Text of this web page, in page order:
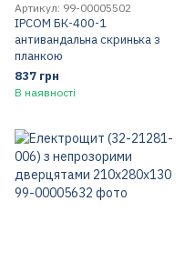
Артикул: 99-00005502
IPCOM БК-400-1
антивандальна скринька з
планкою
837 грн
В наявності